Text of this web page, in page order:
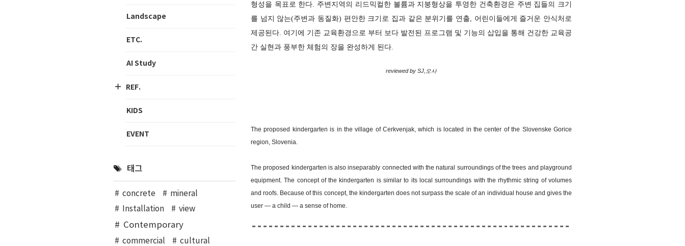
형성을 목표로 한다. 주변지역의 리드믹컬한 볼륨과 지붕형상을 투영한 건축환경은 주변 집들의 크기
를 넘지 않는(주변과 동질화) 편안한 크기로 집과 같은 분위기를 연출, 어린이들에게 즐거운 안식처로
제공된다. 여기에 기존 교육환경으로 부터 보다 발전된 프로그램 및 기능의 삽입을 통해 건강한 교육공
간 실현과 풍부한 체험의 장을 완성하게 된다.
reviewed by SJ,오사
The proposed kindergarten is in the village of Cerkvenjak, which is located in the center of the Slovenske Gorice
region, Slovenia.
The proposed kindergarten is also inseparably connected with the natural surroundings of the trees and playground
equipment. The concept of the kindergarten is similar to its local surroundings with the rhythmic string of volumes
and roofs. Because of this concept, the kindergarten does not surpass the scale of an individual house and gives the
user — a child — a sense of home.
Landscape
ETC.
AI Study
REF.
KIDS
EVENT
태그
concrete
mineral
Installation
view
Contemporary
commercial cultural